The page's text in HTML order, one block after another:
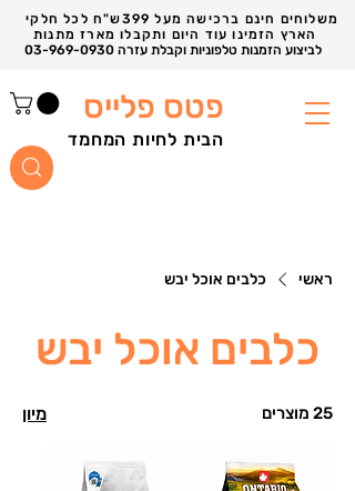
משלוחים חינם ברכישה מעל 399ש"ח לכל חלקי
פטס פלייס
הבית לחיות המחמד
ראשי כלבים אוכל יבש
כלבים אוכל יבש
25 מוצרים מיון